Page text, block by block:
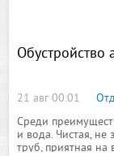
Обустройство
21 авг 00:01
Среди
и вода. Чистая,
труб, приятная на